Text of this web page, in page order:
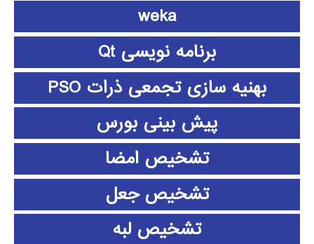
weka
برنامه نویسی Qt
بهنیه سازی تجمعی ذرات PSO
پیش بینی بورس
تشخیص امضا
تشخیص جعل
تشخیص لبه